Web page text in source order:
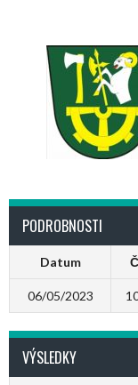
PODROBNOSTI
Datum
06/05/2023
VÝSLEDKY